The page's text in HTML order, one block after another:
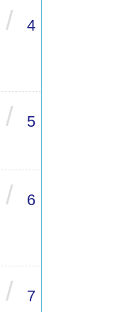
/ 4
/ 5
/ 6
/ 7